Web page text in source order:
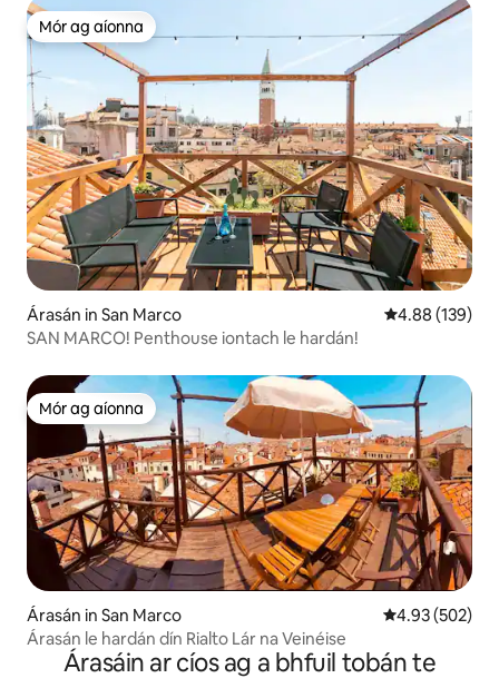
Mór ag aíonna
Mór ag aíonna
Árasán in San Marco Meánrátáil
4.88 (139)
SAN MARCO! Penthouse iontach le hardán!
Mór ag aíonna
Mór ag aíonna
Árasán in San Marco Meánrátáil
4.93 (502)
Árasán le hardán dín Rialto Lár na Veinéise
Árasáin ar cíos ag a bhfuil tobán te